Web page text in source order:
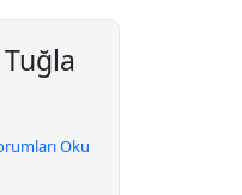
Oku